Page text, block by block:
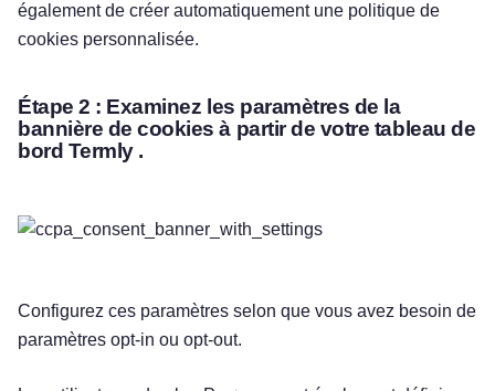
également de créer automatiquement une politique de
cookies personnalisée.
Étape 2 : Examinez les paramètres de la
bannière de cookies à partir de votre tableau de
bord Termly .
Configurez ces paramètres selon que vous avez besoin de
paramètres opt-in ou opt-out.